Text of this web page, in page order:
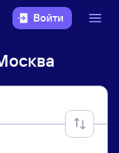
Войти